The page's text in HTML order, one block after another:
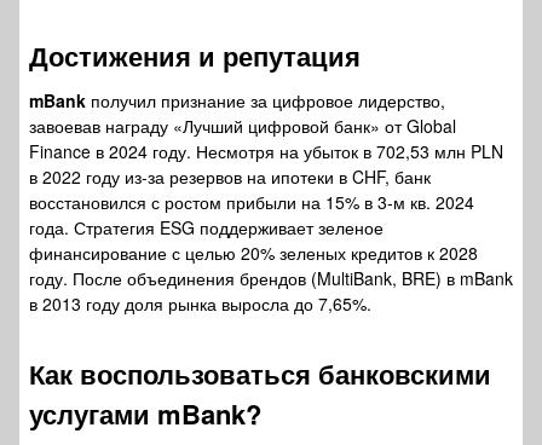
Достижения и репутация
mBank получил признание за цифровое лидерство,
завоевав награду «Лучший цифровой банк» от Global
Finance в 2024 году. Несмотря на убыток в 702,53 млн PLN
в 2022 году из-за резервов на ипотеки в CHF, банк
восстановился с ростом прибыли на 15% в 3-м кв. 2024
года. Стратегия ESG поддерживает зеленое
финансирование с целью 20% зеленых кредитов к 2028
году. После объединения брендов (MultiBank, BRE) в mBank
в 2013 году доля рынка выросла до 7,65%.
Как воспользоваться банковскими
услугами mBank?